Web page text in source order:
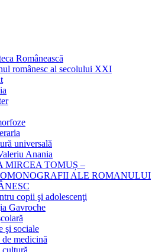
Românească
românesc al secolului XXI
universală
Anania
MIRCEA TOMUȘ –
ALE ROMANULUI
copii şi adolescenţi
Gavroche
şi sociale
de medicină
cultură